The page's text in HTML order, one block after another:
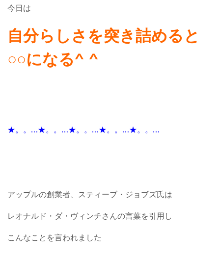
今日は
自分らしさを突き詰めると
○○になる^ ^
★。。…★。。…★。。…★。。…★。。…
アップルの創業者、スティーブ・ジョブズ氏は
レオナルド・ダ・ヴィンチさんの言葉を引用し
こんなことを言われました